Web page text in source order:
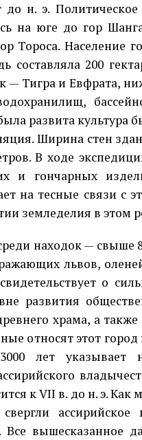
до н. э.
на юге до гор
Тороса. Население
со­ставляла 200
— Тигра и Евфрата,
развита культура
Ширина стен
В ходе
и гон­чарных
на тесные связи с
земле­делия в этом
находок — свыше
львов,
о
развития
храма, а
относят этот
лет ука­зывает
к VII в. до н. э.
ассирийское
вышесказанное